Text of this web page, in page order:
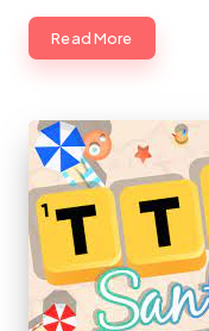
Read More